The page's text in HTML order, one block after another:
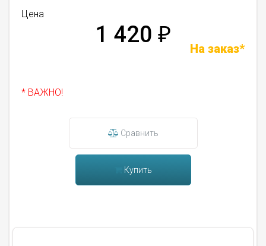
Цена
1 420 ₽
На заказ*
* ВАЖНО!
Сравнить
Купить